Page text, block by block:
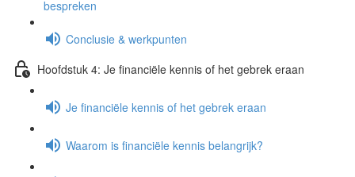
bespreken
Conclusie & werkpunten
Hoofdstuk 4: Je financiële kennis of het gebrek eraan
Je financiële kennis of het gebrek eraan
Waarom is financiële kennis belangrijk?